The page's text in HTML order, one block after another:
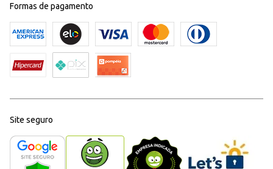
Formas de pagamento
Site seguro